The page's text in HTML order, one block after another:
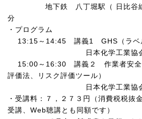
地下鉄 八丁堀駅（ 日比谷
分
・プログラム
13:15 ～ 14:45 講義1 GHS （ラベ
日本化学工業協会
15:00 ～ 16:30 講義２ 作業者安全
評価法、リスク評価ツール）
日本化学工業協会
・受講料：７，２７３円（消費税税抜
受講、 Web聴講とも同額です）